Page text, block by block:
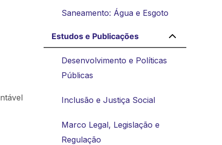
Saneamento: Água e Esgoto
Estudos e Publicações
Desenvolvimento e Políticas
Públicas
Inclusão e Justiça Social
Marco Legal, Legislação e
Regulação